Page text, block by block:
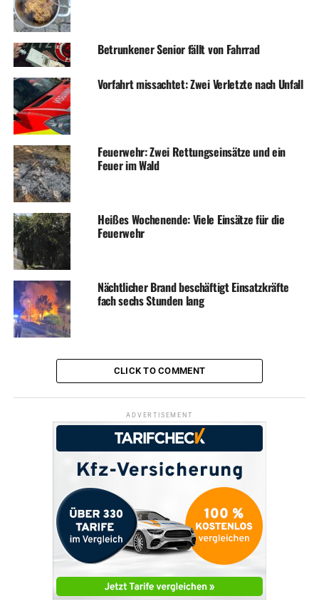
RELATED TOPICS:
Betrunken vom Mofa gefallen und schwer verletzt
Einbrecher plündert Konto – wer kennt den Dieb?
Betrunkener Senior fällt von Fahrrad
Vorfahrt missachtet: Zwei Verletzte nach Unfall
Feuerwehr: Zwei Rettungseinsätze und ein
Feuer im Wald
Heißes Wochenende: Viele Einsätze für die
Feuerwehr
Nächtlicher Brand beschäftigt Einsatzkräfte
fach sechs Stunden lang
CLICK TO COMMENT
ADVERTISEMENT